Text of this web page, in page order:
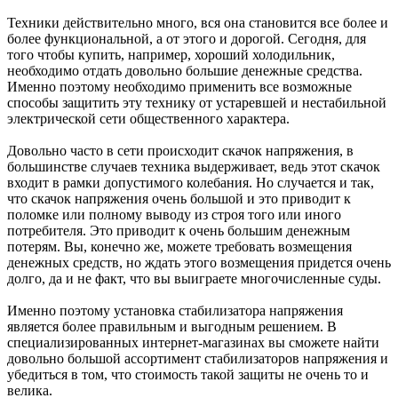
Техники действительно много, вся она становится все более и
более функциональной, а от этого и дорогой. Сегодня, для
того чтобы купить, например, хороший холодильник,
необходимо отдать довольно большие денежные средства.
Именно поэтому необходимо применить все возможные
способы защитить эту технику от устаревшей и нестабильной
электрической сети общественного характера.
Довольно часто в сети происходит скачок напряжения, в
большинстве случаев техника выдерживает, ведь этот скачок
входит в рамки допустимого колебания. Но случается и так,
что скачок напряжения очень большой и это приводит к
поломке или полному выводу из строя того или иного
потребителя. Это приводит к очень большим денежным
потерям. Вы, конечно же, можете требовать возмещения
денежных средств, но ждать этого возмещения придется очень
долго, да и не факт, что вы выиграете многочисленные суды.
Именно поэтому установка стабилизатора напряжения
является более правильным и выгодным решением. В
специализированных интернет-магазинах вы сможете найти
довольно большой ассортимент стабилизаторов напряжения и
убедиться в том, что стоимость такой защиты не очень то и
велика.